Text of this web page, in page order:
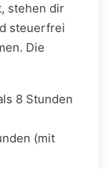
stehen dir
steuerfrei
Die
8 Stunden
(mit